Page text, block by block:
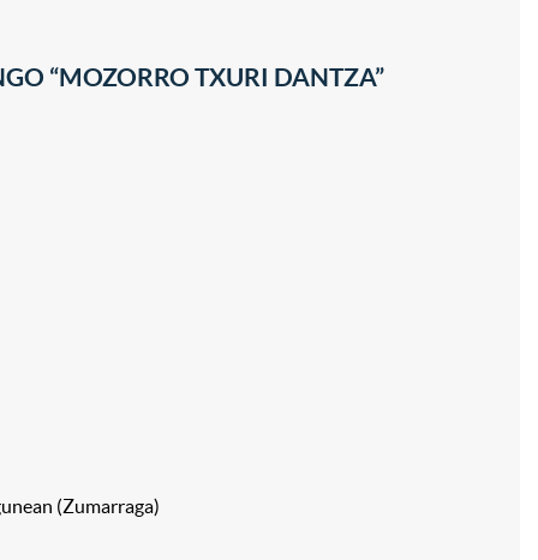
“MOZORRO TXURI DANTZA”
(Zumarraga)